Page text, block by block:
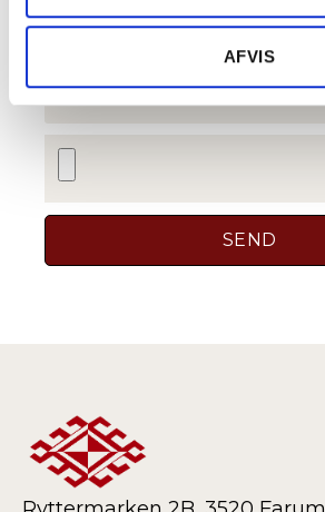
AFVIS
SEND